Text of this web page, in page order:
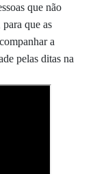
que não
que as
a
pelas ditas na